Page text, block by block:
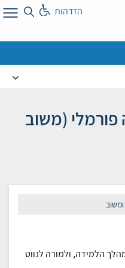
הזדהות
(משוב
הלמידה, ולמורה לנווט